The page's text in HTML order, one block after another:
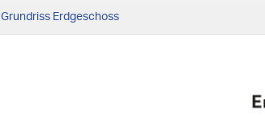
Grundriss Erdgeschoss